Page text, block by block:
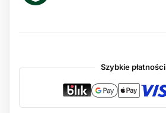
Szybkie płatności